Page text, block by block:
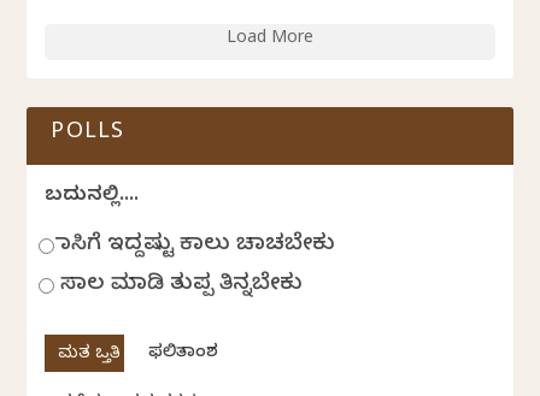
Load More
POLLS
ಬದುಕಿನಲ್ಲಿ....
ಹಾಸಿಗೆ ಇದ್ದಷ್ಟು ಕಾಲು ಚಾಚಬೇಕು
ಸಾಲ ಮಾಡಿ ತುಪ್ಪ ತಿನ್ನಬೇಕು
ಫಲಿತಾಂಶ